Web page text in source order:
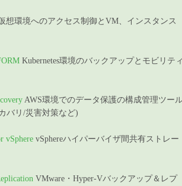
想環境へのアクセス制御とVM、インスタンス
Kubernetes環境のバックアップとモビリテ
AWS環境でのデータ保護の構成管理ツー
バリ/災害対策など)
vSphere vSphereハイパーバイザ間共有ストレー
VMware・Hyper-Vバックアップ＆レプ